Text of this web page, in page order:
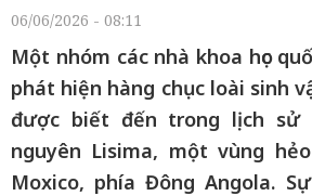
06/06/2026 - 08:11
Một nhóm các nhà khoa học
phát hiện hàng chục loài sinh
được biết đến trong lịch sử
nguyên Lisima, một vùng
Moxico, phía Đông Angola.